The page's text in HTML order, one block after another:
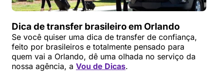
Dica de transfer brasileiro em Orlando
Se você quiser uma dica de transfer de confiança,
feito por brasileiros e totalmente pensado para
quem vai a Orlando, dê uma olhada no serviço da
nossa agência, a Vou de Dicas.